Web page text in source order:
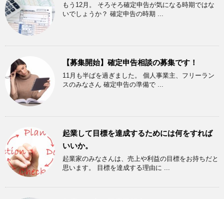
もう12月。 そろそろ確定申告が気になる時期ではな
いでしょうか？ 確定申告の時期 ...
【募集開始】確定申告相談の募集です！
11月も半ばを過ぎました。 個人事業主、フリーラン
スのみなさん 確定申告の準備で ...
起業して目標を達成するためには何をすれば
いいか。
起業家のみなさんは、売上や利益の目標をお持ちだと
思います。 目標を達成する理由に ...